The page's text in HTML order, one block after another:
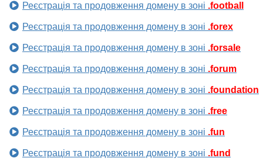
Реєстрація та продовження домену в зоні .football
Реєстрація та продовження домену в зоні .forex
Реєстрація та продовження домену в зоні .forsale
Реєстрація та продовження домену в зоні .forum
Реєстрація та продовження домену в зоні .foundation
Реєстрація та продовження домену в зоні .free
Реєстрація та продовження домену в зоні .fun
Реєстрація та продовження домену в зоні .fund